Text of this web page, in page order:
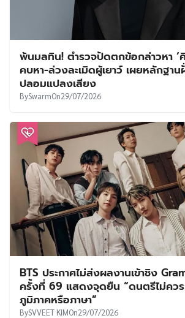
พ้นมลทิน! ตำรวจปัดตกข้อกล่าวหา ‘
คบหา-ล่วงละเมิดผู้เยาว์ เผยหลักฐา
ปลอมแปลงเสียง
BySwarmOn29/07/2026
BTS ประกาศไม่ส่งผลงานเข้าชิง
ครั้งที่ 69 แสดงจุดยืน “ดนตรีไม่คว
ภูมิภาคหรือภาษา”
BySVVEET KIMOn29/07/2026